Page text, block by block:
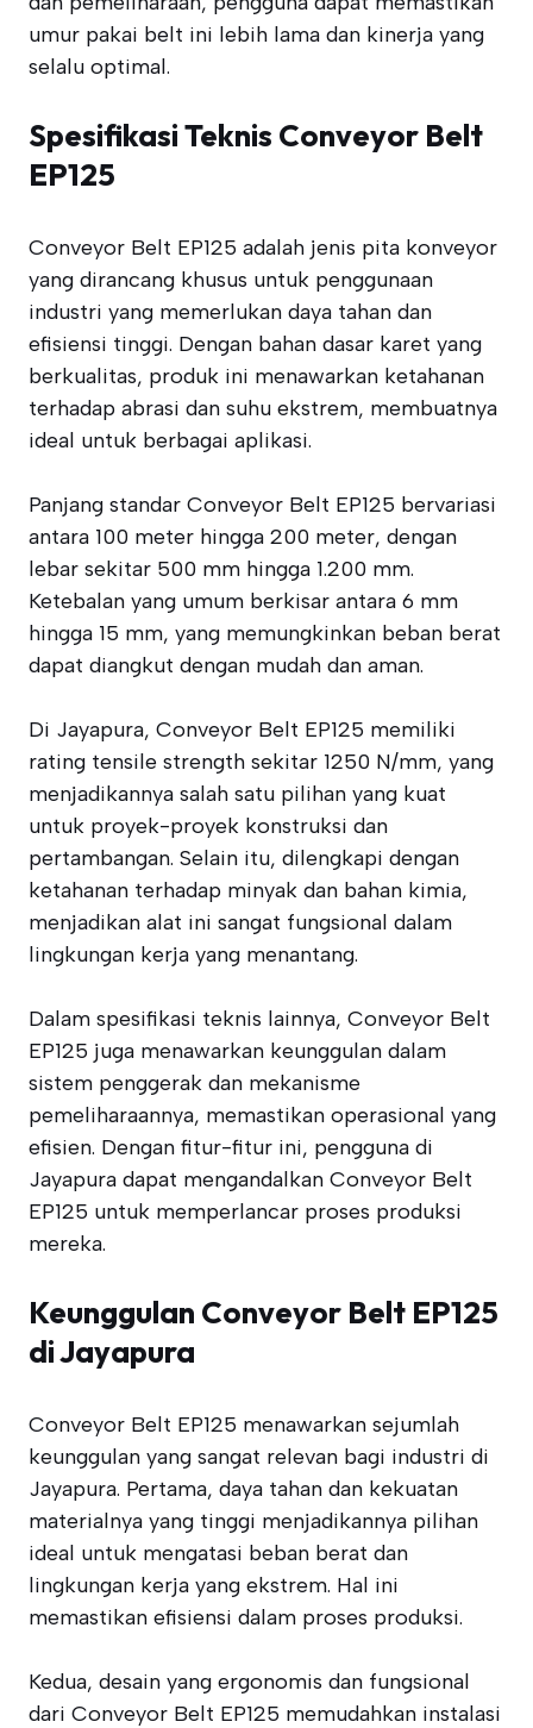
umur pakai belt ini lebih lama dan kinerja yang
selalu optimal.
Spesifikasi Teknis Conveyor Belt
EP125
Conveyor Belt EP125 adalah jenis pita konveyor
yang dirancang khusus untuk penggunaan
industri yang memerlukan daya tahan dan
efisiensi tinggi. Dengan bahan dasar karet yang
berkualitas, produk ini menawarkan ketahanan
terhadap abrasi dan suhu ekstrem, membuatnya
ideal untuk berbagai aplikasi.
Panjang standar Conveyor Belt EP125 bervariasi
antara 100 meter hingga 200 meter, dengan
lebar sekitar 500 mm hingga 1.200 mm.
Ketebalan yang umum berkisar antara 6 mm
hingga 15 mm, yang memungkinkan beban berat
dapat diangkut dengan mudah dan aman.
Di Jayapura, Conveyor Belt EP125 memiliki
rating tensile strength sekitar 1250 N/mm, yang
menjadikannya salah satu pilihan yang kuat
untuk proyek-proyek konstruksi dan
pertambangan. Selain itu, dilengkapi dengan
ketahanan terhadap minyak dan bahan kimia,
menjadikan alat ini sangat fungsional dalam
lingkungan kerja yang menantang.
Dalam spesifikasi teknis lainnya, Conveyor Belt
EP125 juga menawarkan keunggulan dalam
sistem penggerak dan mekanisme
pemeliharaannya, memastikan operasional yang
efisien. Dengan fitur-fitur ini, pengguna di
Jayapura dapat mengandalkan Conveyor Belt
EP125 untuk memperlancar proses produksi
mereka.
Keunggulan Conveyor Belt EP125
di Jayapura
Conveyor Belt EP125 menawarkan sejumlah
keunggulan yang sangat relevan bagi industri di
Jayapura. Pertama, daya tahan dan kekuatan
materialnya yang tinggi menjadikannya pilihan
ideal untuk mengatasi beban berat dan
lingkungan kerja yang ekstrem. Hal ini
memastikan efisiensi dalam proses produksi.
Kedua, desain yang ergonomis dan fungsional
dari Conveyor Belt EP125 memudahkan instalasi